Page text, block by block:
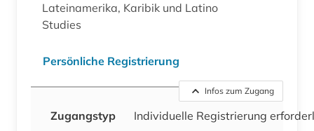
Lateinamerika, Karibik und Latino
Studies
Persönliche Registrierung
Infos zum Zugang
Zugangstyp
Individuelle Registrierung